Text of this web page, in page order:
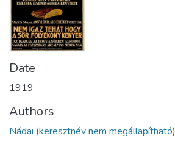
Date
1919
Authors
Nádai (keresztnév nem megállapítható)